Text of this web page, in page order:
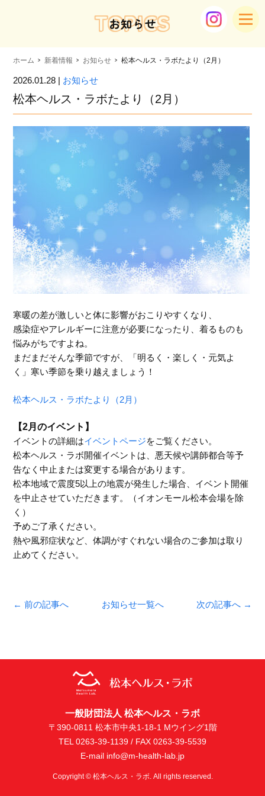
TOPICS
お知らせ
ホーム 新着情報 お知らせ 松本ヘルス・ラボたより（2月）
2026.01.28 | お知らせ
松本ヘルス・ラボたより（2月）
寒暖の差が激しいと体に影響がおこりやすくなり、
感染症やアレルギーに注意が必要になったり、着るものも
悩みがちですよね。
まだまだそんな季節ですが、「明るく・楽しく・元気よ
く」寒い季節を乗り越えましょう！
松本ヘルス・ラボたより（2月）
【2月のイベント】
イベントの詳細はイベントページをご覧ください。
松本ヘルス・ラボ開催イベントは、悪天候や講師都合等予
告なく中止または変更する場合があります。
松本地域で震度5以上の地震が発生した場合、イベント開催
を中止させていただきます。（イオンモール松本会場を除
く）
予めご了承ください。
熱や風邪症状など、体調がすぐれない場合のご参加は取り
止めてください。
← 前の記事へ お知らせ一覧へ 次の記事へ →
一般財団法人 松本ヘルス・ラボ
〒390-0811 松本市中央1-18-1 Mウイング1階
TEL 0263-39-1139 / FAX 0263-39-5539
E-mail info@m-health-lab.jp
Copyright © 松本ヘルス・ラボ. All rights reserved.